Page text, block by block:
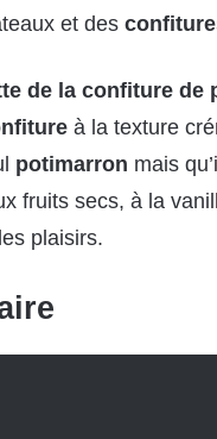
et des
de la confiture de
à la texture
potimarron mais
fruits secs, à la
plaisirs.